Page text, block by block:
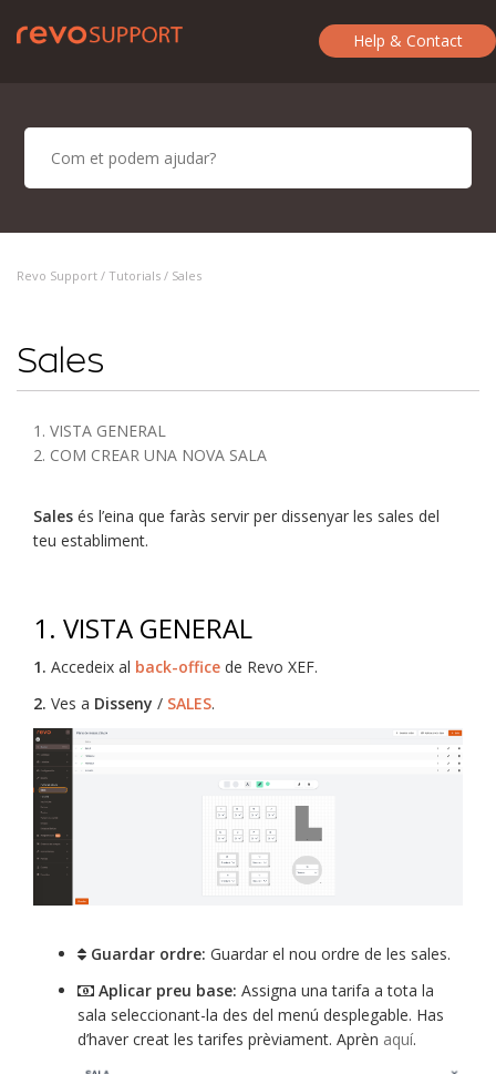
Help & Contact
Revo Support / Tutorials / Sales
Sales
1. VISTA GENERAL
2. COM CREAR UNA NOVA SALA
Sales és l’eina que faràs servir per dissenyar les sales del
teu establiment.
1. VISTA GENERAL
1. Accedeix al back-office de Revo XEF.
2. Ves a Disseny / SALES.
Guardar ordre: Guardar el nou ordre de les sales.
Aplicar preu base: Assigna una tarifa a tota la
sala seleccionant-la des del menú desplegable. Has
d’haver creat les tarifes prèviament. Aprèn aquí.